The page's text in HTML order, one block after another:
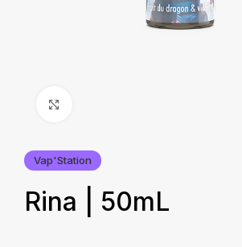
Vap'Station
Rina | 50mL